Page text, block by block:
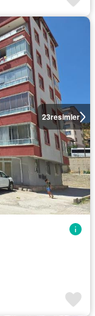
23resimler